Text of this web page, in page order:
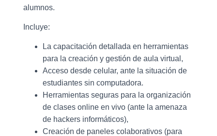
alumnos.
Incluye:
La capacitación detallada en herramientas
para la creación y gestión de aula virtual,
Acceso desde celular, ante la situación de
estudiantes sin computadora.
Herramientas seguras para la organización
de clases online en vivo (ante la amenaza
de hackers informáticos),
Creación de paneles colaborativos (para